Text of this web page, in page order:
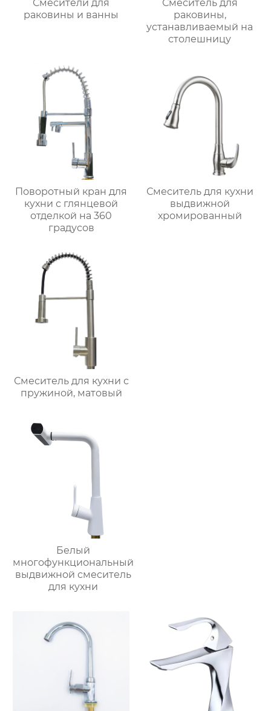
Смесители для
раковины и ванны
Смеситель для
раковины,
устанавливаемый на
столешницу
Поворотный кран для
кухни с глянцевой
отделкой на 360
градусов
Смеситель для кухни
выдвижной
хромированный
Смеситель для кухни с
пружиной, матовый
Белый
многофункциональный
выдвижной смеситель
для кухни